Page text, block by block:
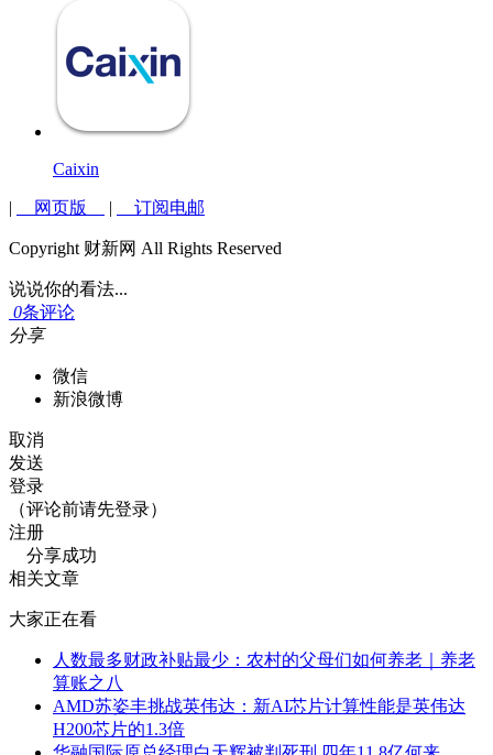
Caixin
| 网页版 | 订阅电邮
Copyright 财新网 All Rights Reserved
说说你的看法...
0条评论
分享
微信
新浪微博
取消
发送
登录
（评论前请先登录）
注册
分享成功
相关文章
大家正在看
人数最多财政补贴最少：农村的父母们如何养老｜养老
算账之八
AMD苏姿丰挑战英伟达：新AI芯片计算性能是英伟达
H200芯片的1.3倍